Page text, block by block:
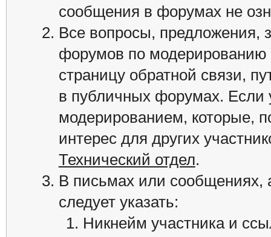
сообщения в форумах не
Все вопросы, предложения,
форумов по модерированию
страницу обратной связи,
в публичных форумах. Если
модерированием, которые,
интерес для других
Технический отдел.
В письмах или сообщениях,
следует указать:
Никнейм участника и